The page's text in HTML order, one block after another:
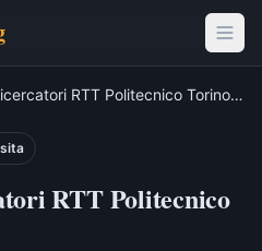
RTT Politecnico Torino
RTT Politecnico